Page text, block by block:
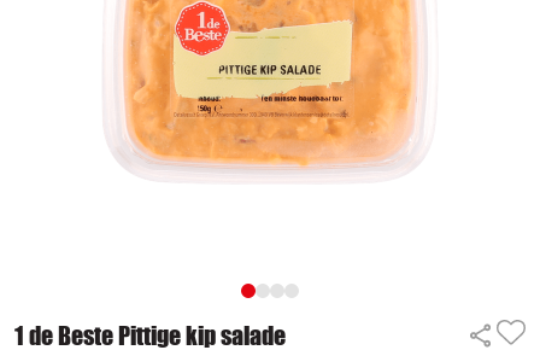
1 de Beste Pittige kip salade